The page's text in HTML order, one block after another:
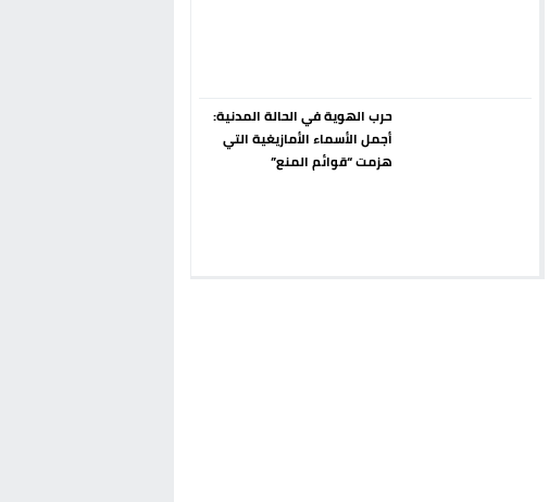
حرب الهوية في الحالة المدنية:
أجمل الأسماء الأمازيغية التي
هزمت “قوائم المنع”